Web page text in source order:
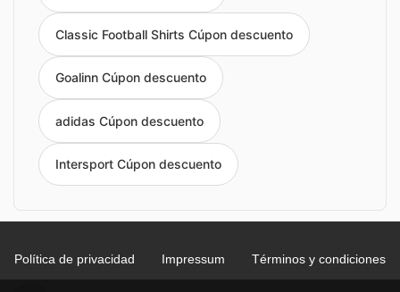
Classic Football Shirts Cúpon descuento
Goalinn Cúpon descuento
adidas Cúpon descuento
Intersport Cúpon descuento
Política de privacidad Impressum Términos y condiciones